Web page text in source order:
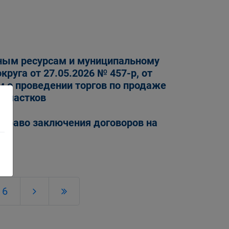
ресурсам и муниципальному
от 27.05.2026 № 457-р, от
проведении торгов по продаже
заключения договоров на
6